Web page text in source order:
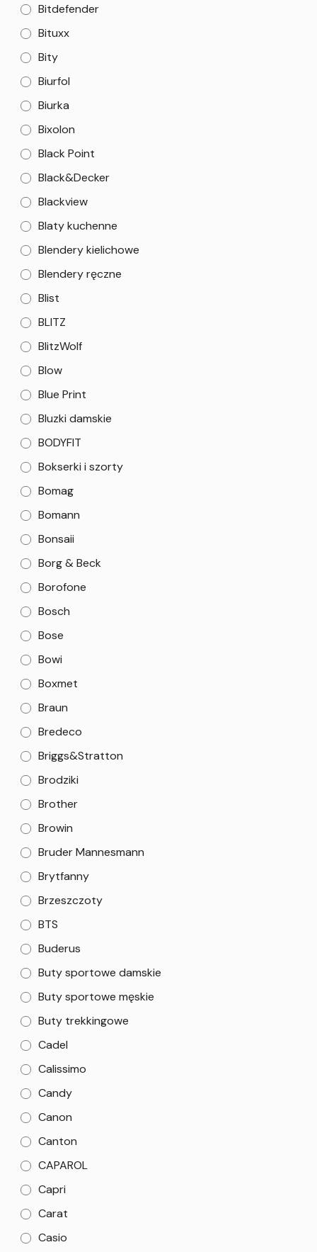
Bitdefender
Bituxx
Bity
Biurfol
Biurka
Bixolon
Black Point
Black&Decker
Blackview
Blaty kuchenne
Blendery kielichowe
Blendery ręczne
Blist
BLITZ
BlitzWolf
Blow
Blue Print
Bluzki damskie
BODYFIT
Bokserki i szorty
Bomag
Bomann
Bonsaii
Borg & Beck
Borofone
Bosch
Bose
Bowi
Boxmet
Braun
Bredeco
Briggs&Stratton
Brodziki
Brother
Browin
Bruder Mannesmann
Brytfanny
Brzeszczoty
BTS
Buderus
Buty sportowe damskie
Buty sportowe męskie
Buty trekkingowe
Cadel
Calissimo
Candy
Canon
Canton
CAPAROL
Capri
Carat
Casio